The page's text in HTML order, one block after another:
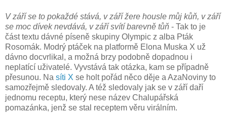
V září se to pokaždé stává, v září žere housle můj kůň, v září
se moc dívek nevdává, v září svítí barevně tůň - Tak to je
část textu dávné píseně skupiny Olympic z alba Pták
Rosomák. Modrý ptáček na platformě Elona Muska X už
dávno docvrlikal, a možná brzy podobně dopadnou i
neplatící uživatelé. Vyvstává tak otázka, kam se případně
přesunou. Na síti X se holt pořád něco děje a AzaNoviny to
samozřejmě sledovaly. A též sledovaly jak se v září daří
jednomu receptu, který nese název Chalupářská
pomazánka, jenž se stal receptem věru virálním.